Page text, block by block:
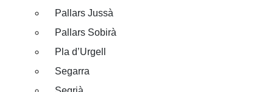
Pallars Jussà
Pallars Sobirà
Pla d’Urgell
Segarra